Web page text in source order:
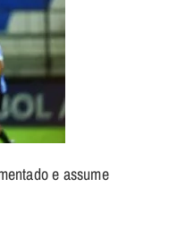
e assume